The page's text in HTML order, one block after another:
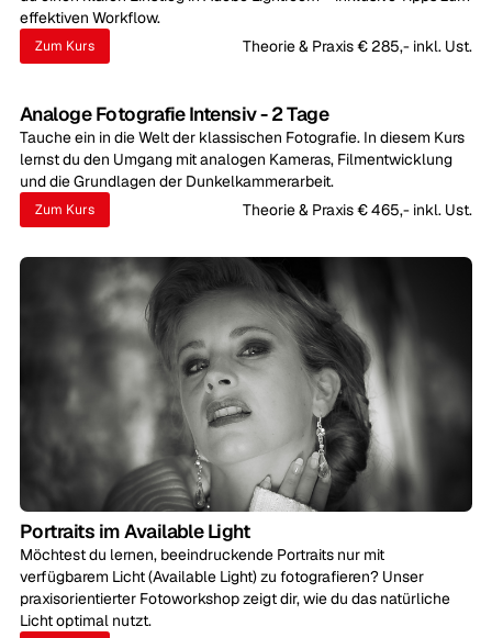
effektiven Workflow.
Zum Kurs Theorie & Praxis € 285,- inkl. Ust.
Analoge Fotografie Intensiv - 2 Tage
Tauche ein in die Welt der klassischen Fotografie. In diesem Kurs
lernst du den Umgang mit analogen Kameras, Filmentwicklung
und die Grundlagen der Dunkelkammerarbeit.
Zum Kurs Theorie & Praxis € 465,- inkl. Ust.
Portraits im Available Light
Möchtest du lernen, beeindruckende Portraits nur mit
verfügbarem Licht (Available Light) zu fotografieren? Unser
praxisorientierter Fotoworkshop zeigt dir, wie du das natürliche
Licht optimal nutzt.